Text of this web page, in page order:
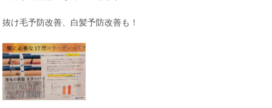
抜け毛予防改善、白髪予防改善も！